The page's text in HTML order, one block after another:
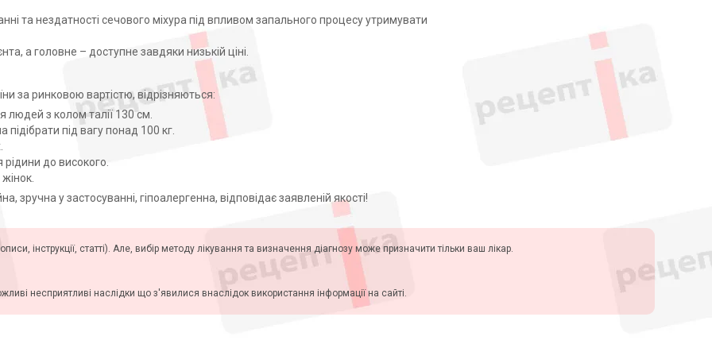
та нездатності сечового міхура під впливом запального процесу утримувати
а головне – доступне завдяки низькій ціні.
за ринковою вартістю, відрізняються:
людей з колом талії 130 см.
під вагу понад 100 кг.
до високого.
зручна у застосуванні, гіпоалергенна, відповідає заявленій якості!
інструкції, статті). Але, вибір методу лікування та визначення діагнозу може призначити тільки ваш лікар.
несприятливі наслідки що з'явилися внаслідок використання інформації на сайті.